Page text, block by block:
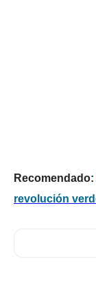
Recomendado:
revolución